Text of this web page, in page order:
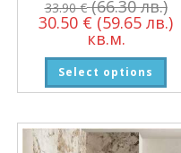
33.90€ (66.30 лв.)
30.50 € (59.65 лв.)
кв.м.
Select options